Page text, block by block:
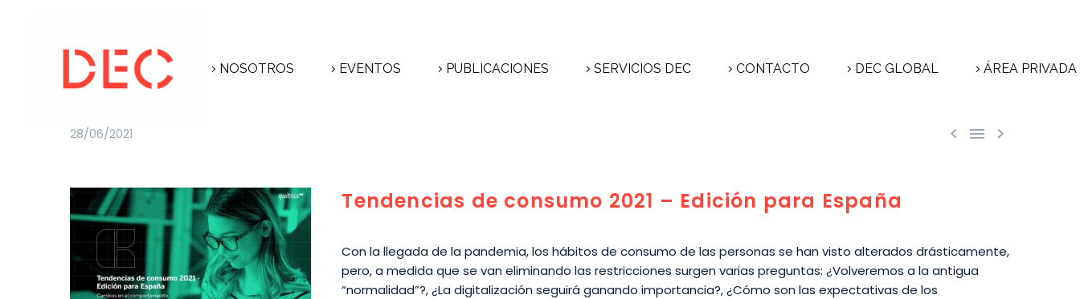
NOSOTROS EVENTOS PUBLICACIONES SERVICIOS DEC CONTACTO DEC GLOBAL ÁREA PRIVADA
  
28/06/2021
Tendencias de consumo 2021 – Edición para España
Con la llegada de la pandemia, los hábitos de consumo de las personas se han visto alterados drásticamente,
pero, a medida que se van eliminando las restricciones surgen varias preguntas: ¿Volveremos a la antigua
“normalidad”?, ¿La digitalización seguirá ganando importancia?, ¿Cómo son las expectativas de los